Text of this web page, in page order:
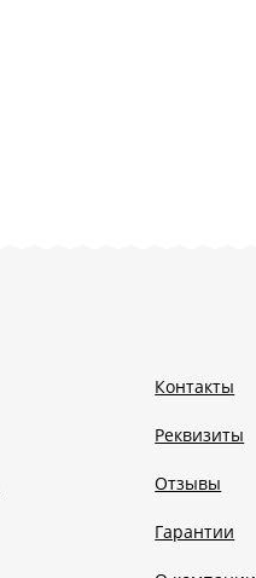
Контакты
Реквизиты
Отзывы
Гарантии